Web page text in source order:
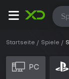
Startseite Spiele
PC